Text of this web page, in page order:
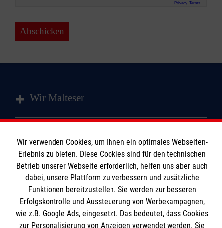
Abschicken
Wir Malteser
Mitmachen
Wir Malteser
Informationen
Kontakt
Impressum
Datenschutz
Malteser online
Wir verwenden Cookies, um Ihnen ein optimales Webseiten-
Erlebnis zu bieten. Diese Cookies sind für den technischen
Betrieb unserer Webseite erforderlich, helfen uns aber auch
dabei, unsere Plattform zu verbessern und zusätzliche
Funktionen bereitzustellen. Sie werden zur besseren
Erfolgskontrolle und Aussteuerung von Werbekampagnen,
wie z.B. Google Ads, eingesetzt. Das bedeutet, dass Cookies
zur Personalisierung von Anzeigen verwendet werden. Sie